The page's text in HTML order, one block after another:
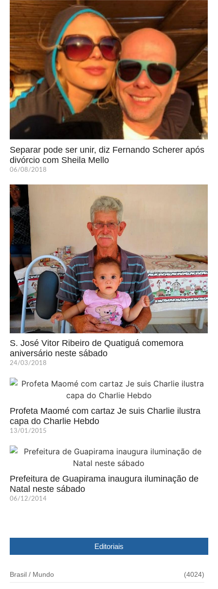
Separar pode ser unir, diz Fernando Scherer após
divórcio com Sheila Mello
06/08/2018
S. José Vitor Ribeiro de Quatiguá comemora
aniversário neste sábado
24/03/2018
Profeta Maomé com cartaz Je suis Charlie ilustra
capa do Charlie Hebdo
13/01/2015
Prefeitura de Guapirama inaugura iluminação de
Natal neste sábado
06/12/2014
Editoriais
Brasil / Mundo (4024)